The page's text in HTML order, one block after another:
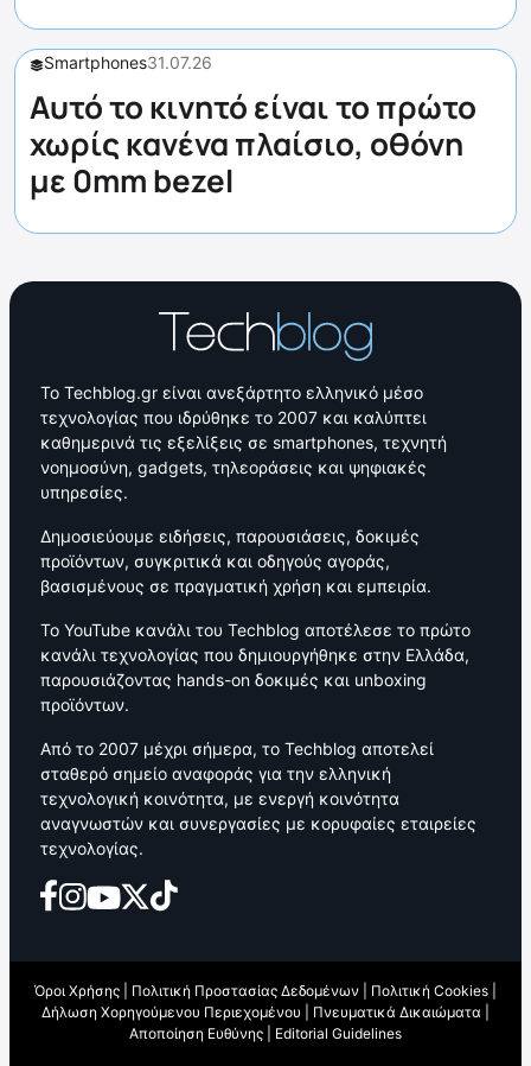
Smartphones31.07.26
Αυτό το κινητό είναι το πρώτο
χωρίς κανένα πλαίσιο, οθόνη
με 0mm bezel
Το Techblog.gr είναι ανεξάρτητο ελληνικό μέσο
τεχνολογίας που ιδρύθηκε το 2007 και καλύπτει
καθημερινά τις εξελίξεις σε smartphones, τεχνητή
νοημοσύνη, gadgets, τηλεοράσεις και ψηφιακές
υπηρεσίες.
Δημοσιεύουμε ειδήσεις, παρουσιάσεις, δοκιμές
προϊόντων, συγκριτικά και οδηγούς αγοράς,
βασισμένους σε πραγματική χρήση και εμπειρία.
Το YouTube κανάλι του Techblog αποτέλεσε το πρώτο
κανάλι τεχνολογίας που δημιουργήθηκε στην Ελλάδα,
παρουσιάζοντας hands-on δοκιμές και unboxing
προϊόντων.
Από το 2007 μέχρι σήμερα, το Techblog αποτελεί
σταθερό σημείο αναφοράς για την ελληνική
τεχνολογική κοινότητα, με ενεργή κοινότητα
αναγνωστών και συνεργασίες με κορυφαίες εταιρείες
τεχνολογίας.
Όροι Χρήσης Πολιτική Προστασίας Δεδομένων Πολιτική Cookies
Δήλωση Χορηγούμενου Περιεχομένου
Πνευματικά Δικαιώματα
Αποποίηση Ευθύνης
Editorial Guidelines